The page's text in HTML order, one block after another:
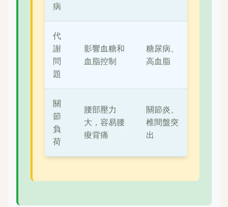
病
代
謝
問
題
影響血糖和
血脂控制
糖尿病、
高血脂
關
節
負
荷
腰部壓力
大，容易腰
痠背痛
關節炎、
椎間盤突
出